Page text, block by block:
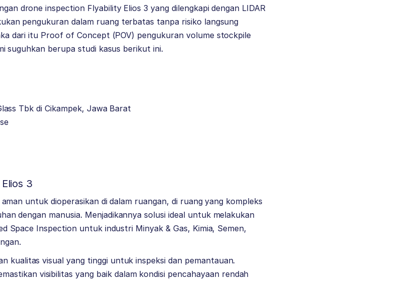
drone inspection Flyability Elios 3 yang dilengkapi dengan LIDAR
pengukuran dalam ruang terbatas tanpa risiko langsung
dari itu Proof of Concept (POV) pengukuran volume stockpile
suguhkan berupa studi kasus berikut ini.
Tbk di Cikampek, Jawa Barat
3
untuk dioperasikan di dalam ruangan, di ruang yang kompleks
dengan manusia. Menjadikannya solusi ideal untuk melakukan
Space Inspection untuk industri Minyak & Gas, Kimia, Semen,
kualitas visual yang tinggi untuk inspeksi dan pemantauan.
visibilitas yang baik dalam kondisi pencahayaan rendah